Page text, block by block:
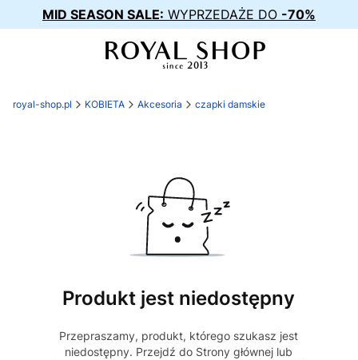
MID SEASON SALE: WYPRZEDAŻE DO -70%
royal-shop.pl KOBIETA Akcesoria czapki damskie
Produkt jest niedostępny
Przepraszamy, produkt, którego szukasz jest
niedostępny. Przejdź do Strony głównej lub